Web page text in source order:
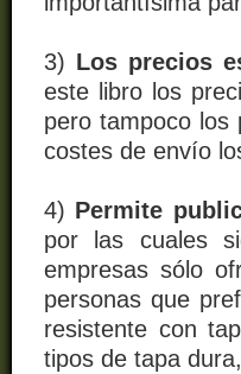
3) Los precios
este libro los
pero tampoco los
costes de envío
4) Permite
por las cuales
empresas sólo
personas que
resistente con
tipos de tapa